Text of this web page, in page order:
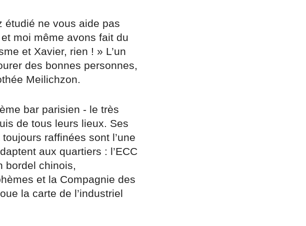
étudié ne vous aide pas
moi même avons fait du
et Xavier, rien ! » L’un
des bonnes personnes,
Meilichzon.
bar parisien - le très
de tous leurs lieux. Ses
raffinées sont l’une
aux quartiers : l’ECC
bordel chinois,
et la Compagnie des
la carte de l’industriel